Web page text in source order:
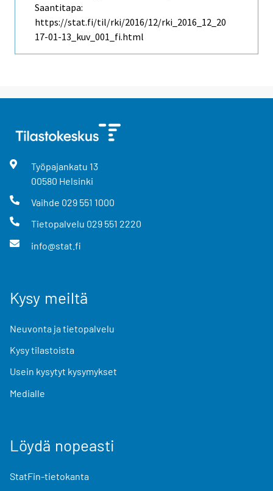
Saantitapa:
https://stat.fi/til/rki/2016/12/rki_2016_12_20
17-01-13_kuv_001_fi.html
Työpajankatu 13
00580 Helsinki
Vaihde 029 551 1000
Tietopalvelu 029 551 2220
info@stat.fi
Kysy meiltä
Neuvonta ja tietopalvelu
Kysy tilastoista
Usein kysytyt kysymykset
Medialle
Löydä nopeasti
StatFin-tietokanta